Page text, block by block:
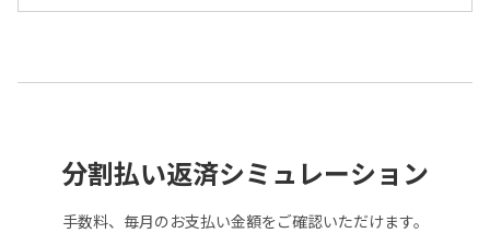
分割払い返済シミュレーション
手数料、毎月のお支払い金額をご確認いただけます。